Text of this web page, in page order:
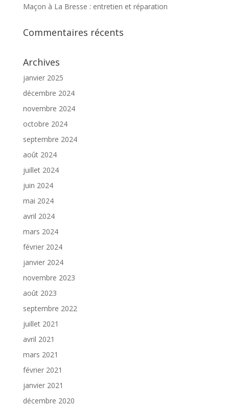
Maçon à La Bresse : entretien et réparation
Commentaires récents
Archives
janvier 2025
décembre 2024
novembre 2024
octobre 2024
septembre 2024
août 2024
juillet 2024
juin 2024
mai 2024
avril 2024
mars 2024
février 2024
janvier 2024
novembre 2023
août 2023
septembre 2022
juillet 2021
avril 2021
mars 2021
février 2021
janvier 2021
décembre 2020